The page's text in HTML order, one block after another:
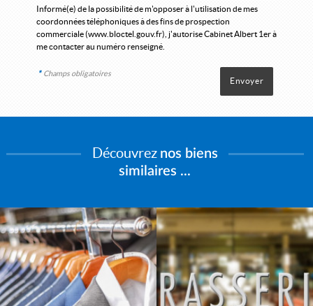
Informé(e) de la possibilité de m'opposer à l'utilisation de mes
coordonnées téléphoniques à des fins de prospection
commerciale (www.bloctel.gouv.fr), j'autorise Cabinet Albert 1er à
me contacter au numéro renseigné.
* Champs obligatoires
Découvrez nos biens
similaires ...